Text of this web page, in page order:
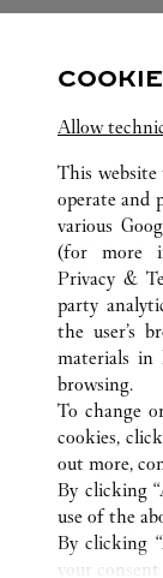
TODAS LAS
VENEZIA
ATENCIÓN
NUESTRA
CARRERAS
ENCUENTRA UNA
Allow
This website
operate and
various
(for more
Privacy &
party
the user’s
materials in
browsing.
To change
cookies,
out more,
By clicking
use of the
By clicking
your